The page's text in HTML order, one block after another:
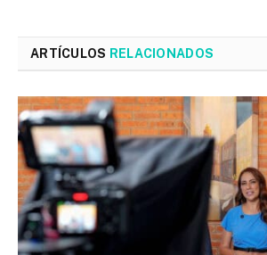
ARTÍCULOS RELACIONADOS